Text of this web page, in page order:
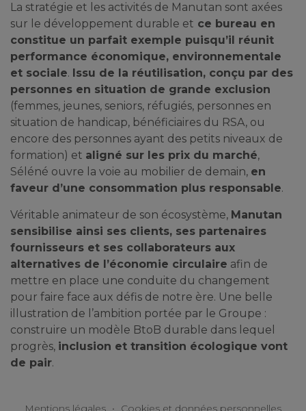
La stratégie et les activités de Manutan sont axées
sur le développement durable et ce bureau en
constitue un parfait exemple puisqu’il réunit
performance économique, environnementale
et sociale. Issu de la réutilisation, conçu par des
personnes en situation de grande exclusion
(femmes, jeunes, seniors, réfugiés, personnes en
situation de handicap, bénéficiaires du RSA, ou
encore des personnes ayant des petits niveaux de
formation) et aligné sur les prix du marché,
Séléné ouvre la voie au mobilier de demain, en
faveur d’une consommation plus responsable.
Véritable animateur de son écosystème, Manutan
sensibilise ainsi ses clients, ses partenaires
fournisseurs et ses collaborateurs aux
alternatives de l’économie circulaire afin de
mettre en place une conduite du changement
pour faire face aux défis de notre ère. Une belle
illustration de l’ambition portée par le Groupe :
construire un modèle BtoB durable dans lequel
progrès, inclusion et transition écologique vont
de pair.
Mentions légales • Cookies et données personnelles